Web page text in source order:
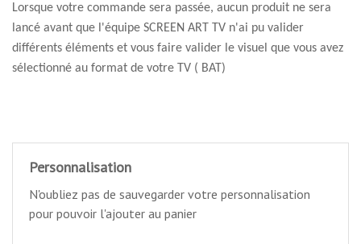
Lorsque votre commande sera passée, aucun produit ne sera
lancé avant que l'équipe SCREEN ART TV n'ai pu valider
différents éléments et vous faire valider le visuel que vous avez
sélectionné au format de votre TV ( BAT)
Personnalisation
N'oubliez pas de sauvegarder votre personnalisation
pour pouvoir l'ajouter au panier